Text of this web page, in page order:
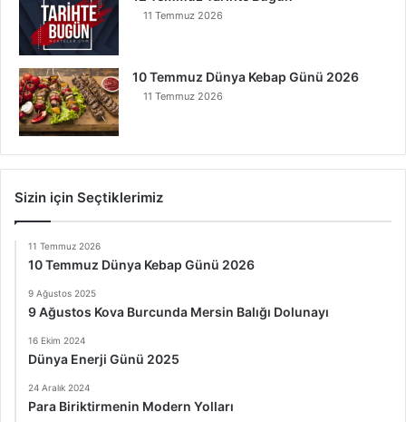
11 Temmuz 2026
10 Temmuz Dünya Kebap Günü 2026
11 Temmuz 2026
Sizin için Seçtiklerimiz
11 Temmuz 2026
10 Temmuz Dünya Kebap Günü 2026
9 Ağustos 2025
9 Ağustos Kova Burcunda Mersin Balığı Dolunayı
16 Ekim 2024
Dünya Enerji Günü 2025
24 Aralık 2024
Para Biriktirmenin Modern Yolları